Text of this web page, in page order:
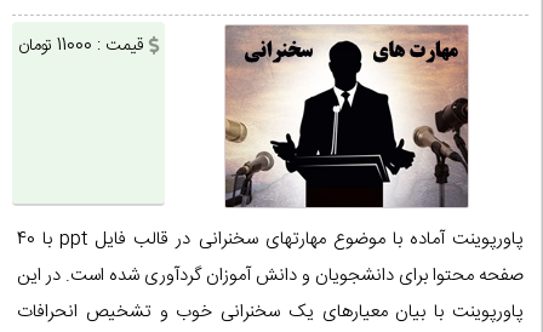
قیمت : 11000 تومان
پاورپوینت آماده با موضوع مهارتهای سخنرانی در قالب فایل ppt با 40
صفحه محتوا برای دانشجویان و دانش آموزان گردآوری شده است. در این
پاورپوینت با بیان معیارهای یک سخنرانی خوب و تشخیص انحرافات